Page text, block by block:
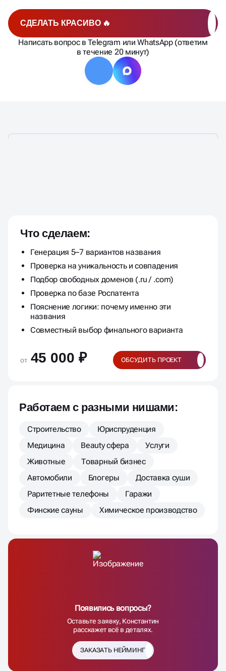
СДЕЛАТЬ КРАСИВО 🔥
Написать вопрос в Telegram или WhatsApp (ответим
в течение 20 минут)
Что сделаем:
Генерация 5–7 вариантов названия
Проверка на уникальность и совпадения
Подбор свободных доменов (.ru / .com)
Проверка по базе Роспатента
Пояснение логики: почему именно эти
названия
Совместный выбор финального варианта
от 45 000 ₽ ОБСУДИТЬ ПРОЕКТ
Работаем с разными нишами:
Строительство
Юриспруденция
Медицина
Beauty сфера
Услуги
Животные
Товарный бизнес
Автомобили
Блогеры
Доставка суши
Раритетные телефоны
Гаражи
Финские сауны
Химическое производство
Появились вопросы?
Оставьте заявку, Константин
расскажет всё в деталях.
ЗАКАЗАТЬ НЕЙМИНГ